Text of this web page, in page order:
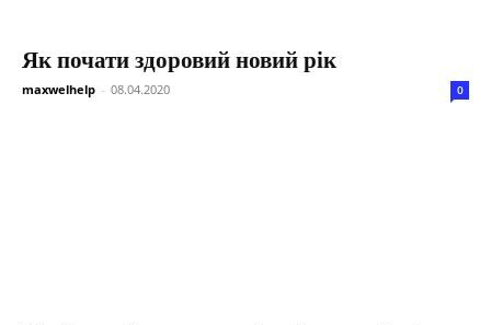
Як почати здоровий новий рік
maxwelhelp - 08.04.2020 0